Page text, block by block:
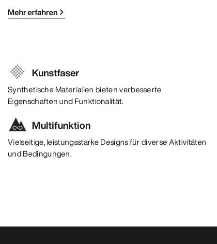
Mehr erfahren
Kunstfaser
Synthetische Materialien bieten verbesserte
Eigenschaften und Funktionalität.
Multifunktion
Vielseitige, leistungsstarke Designs für diverse Aktivitäten
und Bedingungen.